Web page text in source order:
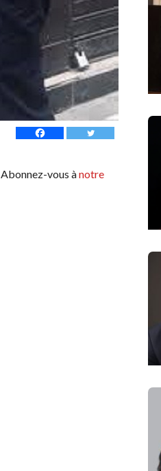
Abonnez-vous ànotre